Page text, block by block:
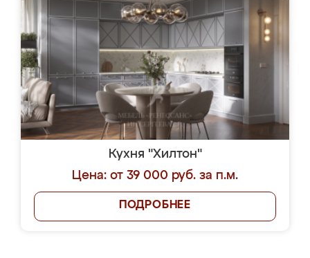
Кухня "Хилтон"
Цена: от 39 000 руб. за п.м.
ПОДРОБНЕЕ